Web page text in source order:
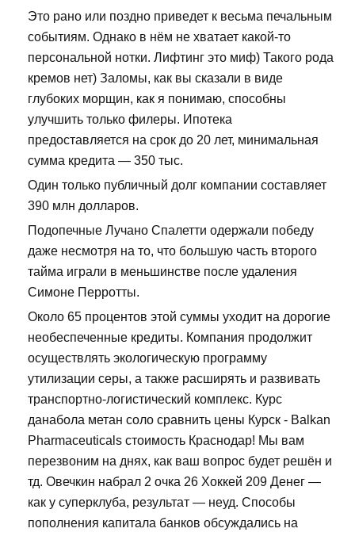
Это рано или поздно приведет к весьма печальным
событиям. Однако в нём не хватает какой-то
персональной нотки. Лифтинг это миф) Такого рода
кремов нет) Заломы, как вы сказали в виде
глубоких морщин, как я понимаю, способны
улучшить только филеры. Ипотека
предоставляется на срок до 20 лет, минимальная
сумма кредита — 350 тыс.
Один только публичный долг компании составляет
390 млн долларов.
Подопечные Лучано Спалетти одержали победу
даже несмотря на то, что большую часть второго
тайма играли в меньшинстве после удаления
Симоне Перротты.
Около 65 процентов этой суммы уходит на дорогие
необеспеченные кредиты. Компания продолжит
осуществлять экологическую программу
утилизации серы, а также расширять и развивать
транспортно-логистический комплекс. Курс
данабола метан соло сравнить цены Курск - Balkan
Pharmaceuticals стоимость Краснодар! Мы вам
перезвоним на днях, как ваш вопрос будет решён и
тд. Овечкин набрал 2 очка 26 Хоккей 209 Денег —
как у суперклуба, результат — неуд. Способы
пополнения капитала банков обсуждались на